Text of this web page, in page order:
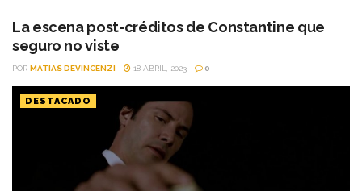
La escena post-créditos de Constantine que
seguro no viste
POR MATIAS DEVINCENZI 18 ABRIL, 2023 0
DESTACADO